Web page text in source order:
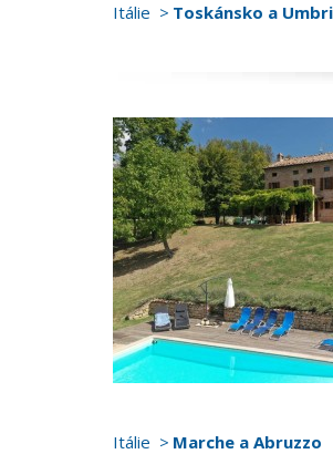
Itálie Toskánsko a
Itálie Marche a Abruzzo